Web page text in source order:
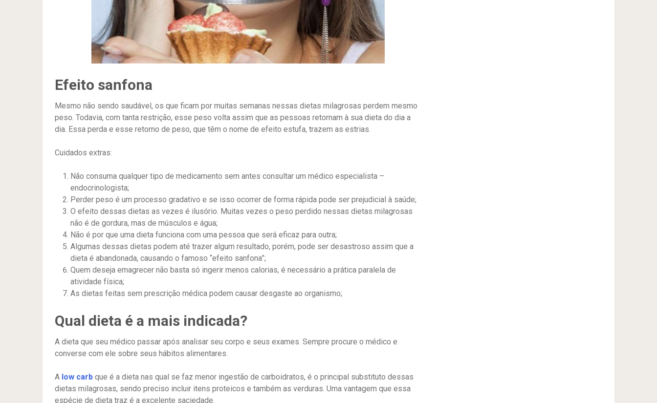
Efeito sanfona
Mesmo não sendo saudável, os que ficam por muitas semanas nessas dietas milagrosas perdem mesmo
peso. Todavia, com tanta restrição, esse peso volta assim que as pessoas retornam à sua dieta do dia a
dia. Essa perda e esse retorno de peso, que têm o nome de efeito estufa, trazem as estrias.
Cuidados extras:
Não consuma qualquer tipo de medicamento sem antes consultar um médico especialista –
endocrinologista;
Perder peso é um processo gradativo e se isso ocorrer de forma rápida pode ser prejudicial à saúde;
O efeito dessas dietas as vezes é ilusório. Muitas vezes o peso perdido nessas dietas milagrosas
não é de gordura, mas de músculos e água;
Não é por que uma dieta funciona com uma pessoa que será eficaz para outra;
Algumas dessas dietas podem até trazer algum resultado, porém, pode ser desastroso assim que a
dieta é abandonada, causando o famoso “efeito sanfona”;
Quem deseja emagrecer não basta só ingerir menos calorias, é necessário a prática paralela de
atividade física;
As dietas feitas sem prescrição médica podem causar desgaste ao organismo;
Qual dieta é a mais indicada?
A dieta que seu médico passar após analisar seu corpo e seus exames. Sempre procure o médico e
converse com ele sobre seus hábitos alimentares.
A low carb que é a dieta nas qual se faz menor ingestão de carboidratos, é o principal substituto dessas
dietas milagrosas, sendo preciso incluir itens proteicos e também as verduras. Uma vantagem que essa
espécie de dieta traz é a excelente saciedade.